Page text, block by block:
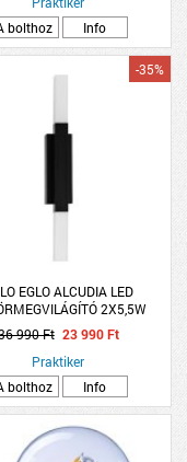
bolthoz
Info
EGLO ALCUDIA LED
2X5,5W
3000K IP44 42X3CM
FEKETE-SZATÉN
-35%
990 Ft 23 990 Ft
Praktiker
bolthoz
Info